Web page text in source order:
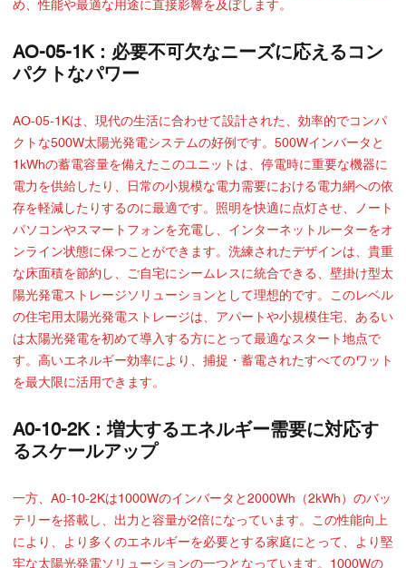
め、性能や最適な用途に直接影響を及ぼします。
AO-05-1K：必要不可欠なニーズに応えるコン
パクトなパワー
AO-05-1Kは、現代の生活に合わせて設計された、効率的でコンパ
クトな500W太陽光発電システムの好例です。500Wインバータと
1kWhの蓄電容量を備えたこのユニットは、停電時に重要な機器に
電力を供給したり、日常の小規模な電力需要における電力網への依
存を軽減したりするのに最適です。照明を快適に点灯させ、ノート
パソコンやスマートフォンを充電し、インターネットルーターをオ
ンライン状態に保つことができます。洗練されたデザインは、貴重
な床面積を節約し、ご自宅にシームレスに統合できる、壁掛け型太
陽光発電ストレージソリューションとして理想的です。このレベル
の住宅用太陽光発電ストレージは、アパートや小規模住宅、あるい
は太陽光発電を初めて導入する方にとって最適なスタート地点で
す。高いエネルギー効率により、捕捉・蓄電されたすべてのワット
を最大限に活用できます。
A0-10-2K：増大するエネルギー需要に対応す
るスケールアップ
一方、A0-10-2Kは1000Wのインバータと2000Wh（2kWh）のバッ
テリーを搭載し、出力と容量が2倍になっています。この性能向上
により、より多くのエネルギーを必要とする家庭にとって、より堅
牢な太陽光発電ソリューションの一つとなっています。1000Wの